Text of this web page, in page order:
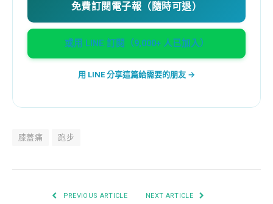
免費訂閱電子報（隨時可退）
或用 LINE 訂閱（9,000+ 人已加入）
用 LINE 分享這篇給需要的朋友 →
膝蓋痛 跑步
PREVIOUS ARTICLE NEXT ARTICLE